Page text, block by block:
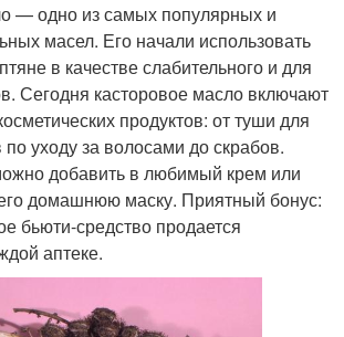
— одно из самых популярных и
масел. Его начали использовать
в качестве слабительного и для
Сегодня касторовое масло включают
продуктов: от туши для
по уходу за волосами до скрабов.
добавить в любимый крем или
домашнюю маску. Приятный бонус:
бьюти-средство продается
аптеке.